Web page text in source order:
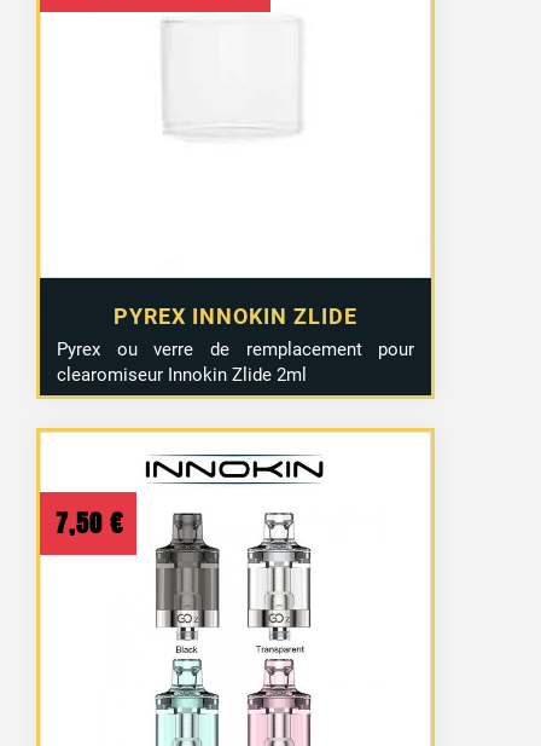
PYREX INNOKIN ZLIDE
prix
2,50 €.
prix
Pyrex ou verre de remplacement pour
clearomiseur Innokin Zlide 2ml
7,50 €